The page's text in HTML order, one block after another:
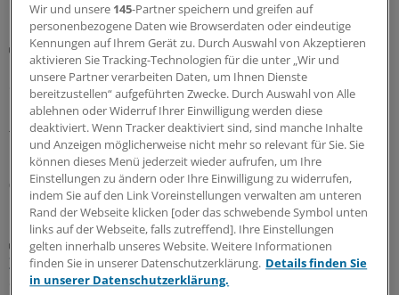
Seltene
Fünf Orphan-Bewertungen: Zusatznutzen nicht
quantifizierbar
Der Gemeinsame Bundesausschuss musste über gleich
fünf Orphan Drugs entscheiden: Bei keinem Arzneimittel
konnte ein Zusatznutzen festgestellt werden.
06.08.2026
Diabetes mellitus
Zusatznutzten für Teplizumab nicht
quantifizierbar
Wir und unsere 145-Partner speichern und greifen auf
personenbezogene Daten wie Browserdaten oder eindeutige
Kennungen auf Ihrem Gerät zu. Durch Auswahl von Akzeptieren
aktivieren Sie Tracking-Technologien für die unter „Wir und
unsere Partner verarbeiten Daten, um Ihnen Dienste
bereitzustellen“ aufgeführten Zwecke. Durch Auswahl von Alle
ablehnen oder Widerruf Ihrer Einwilligung werden diese
deaktiviert. Wenn Tracker deaktiviert sind, sind manche Inhalte
und Anzeigen möglicherweise nicht mehr so relevant für Sie. Sie
können dieses Menü jederzeit wieder aufrufen, um Ihre
Einstellungen zu ändern oder Ihre Einwilligung zu widerrufen,
indem Sie auf den Link Voreinstellungen verwalten am unteren
Rand der Webseite klicken [oder das schwebende Symbol unten
links auf der Webseite, falls zutreffend]. Ihre Einstellungen
gelten innerhalb unseres Website. Weitere Informationen
finden Sie in unserer Datenschutzerklärung. Details finden Sie
in unserer Datenschutzerklärung.